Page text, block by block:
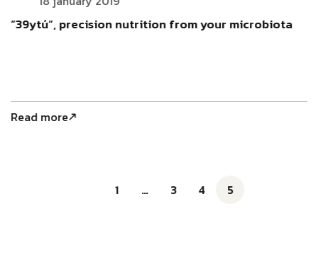
“39ytú”, precision nutrition from your microbiota
Read more
1 … 3 4 5